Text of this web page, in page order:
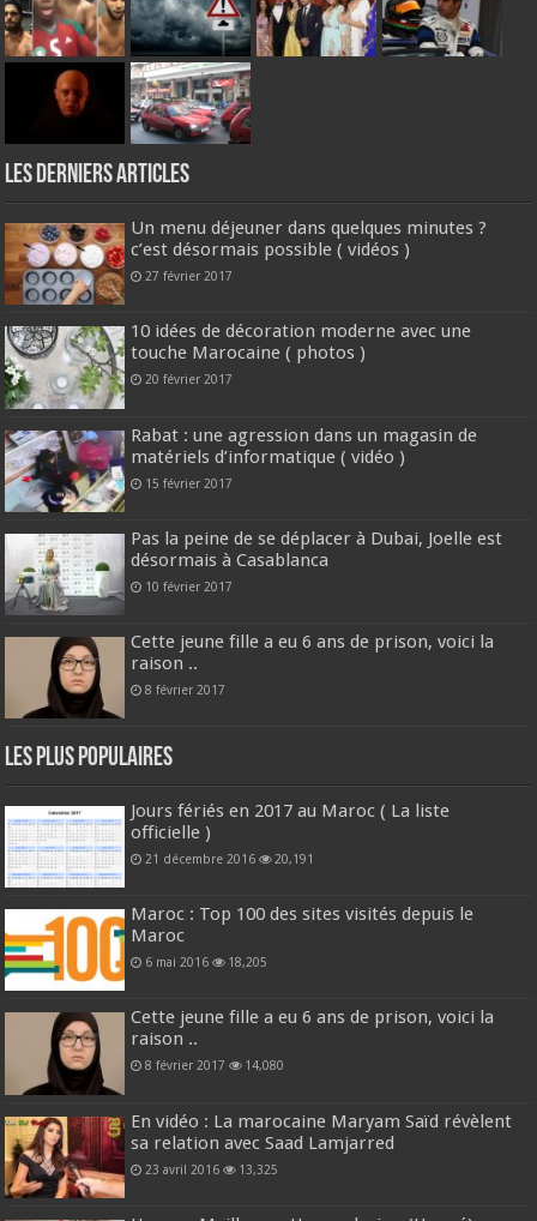
Les derniers articles
Un menu déjeuner dans quelques minutes ?
c’est désormais possible ( vidéos )
27 février 2017
10 idées de décoration moderne avec une
touche Marocaine ( photos )
20 février 2017
Rabat : une agression dans un magasin de
matériels d’informatique ( vidéo )
15 février 2017
Pas la peine de se déplacer à Dubai, Joelle est
désormais à Casablanca
10 février 2017
Cette jeune fille a eu 6 ans de prison, voici la
raison ..
8 février 2017
Les plus populaires
Jours fériés en 2017 au Maroc ( La liste
officielle )
21 décembre 2016 20,191
Maroc : Top 100 des sites visités depuis le
Maroc
6 mai 2016 18,205
Cette jeune fille a eu 6 ans de prison, voici la
raison ..
8 février 2017 14,080
En vidéo : La marocaine Maryam Saïd révèlent
sa relation avec Saad Lamjarred
23 avril 2016 13,325